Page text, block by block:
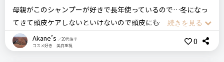
市販のシャンプー
価格
良いところ
母親がこのシャンプーが好きで長年使っているので…冬になっ
てきて頭皮ケアしないといけないので頭皮にも優しそうな見た
目のこちらを使用。
母親が気に入ってたから良いかと思いきや、私は苦手なシャン
Akane’s ／20代後半
コスメ好き 美白重視
0